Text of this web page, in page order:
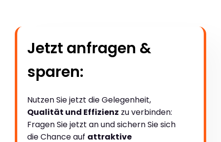
Jetzt anfragen &
sparen:
Nutzen Sie jetzt die Gelegenheit,
Qualität und Effizienz zu verbinden:
Fragen Sie jetzt an und sichern Sie sich
die Chance auf attraktive